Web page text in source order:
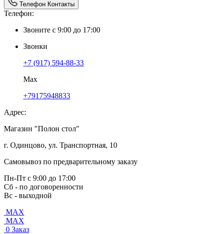
Телефон Контакты
Телефон:
Звоните с 9:00 до 17:00
Звонки
+7 (917) 594-88-33
Max
+79175948833
Адрес:
Магазин "Полон стол"
г. Одинцово, ул. Транспортная, 10
Самовывоз по предварительному заказу
Пн-Пт с 9:00 до 17:00
Сб - по договоренности
Вс - выходной
MAX
MAX
0 Заказ